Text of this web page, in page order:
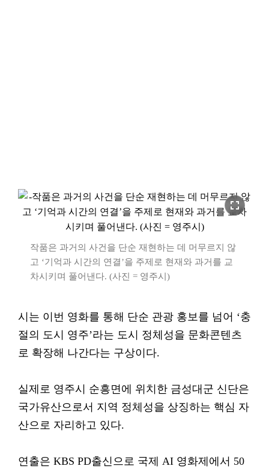
fullscreen
작품은 과거의 사건을 단순 재현하는 데 머무르지 않
고 ‘기억과 시간의 연결’을 주제로 현재와 과거를 교
차시키며 풀어낸다. (사진 = 영주시)
시는 이번 영화를 통해 단순 관광 홍보를 넘어 ‘충
절의 도시 영주’라는 도시 정체성을 문화콘텐츠
로 확장해 나간다는 구상이다.
실제로 영주시 순흥면에 위치한 금성대군 신단은
국가유산으로서 지역 정체성을 상징하는 핵심 자
산으로 자리하고 있다.
연출은 KBS PD출신으로 국제 AI 영화제에서 50